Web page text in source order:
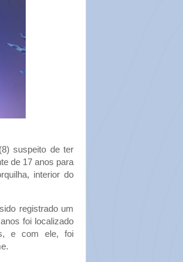
suspeito de ter
de 17 anos para
interior do
registrado um
foi localizado
e com ele, foi